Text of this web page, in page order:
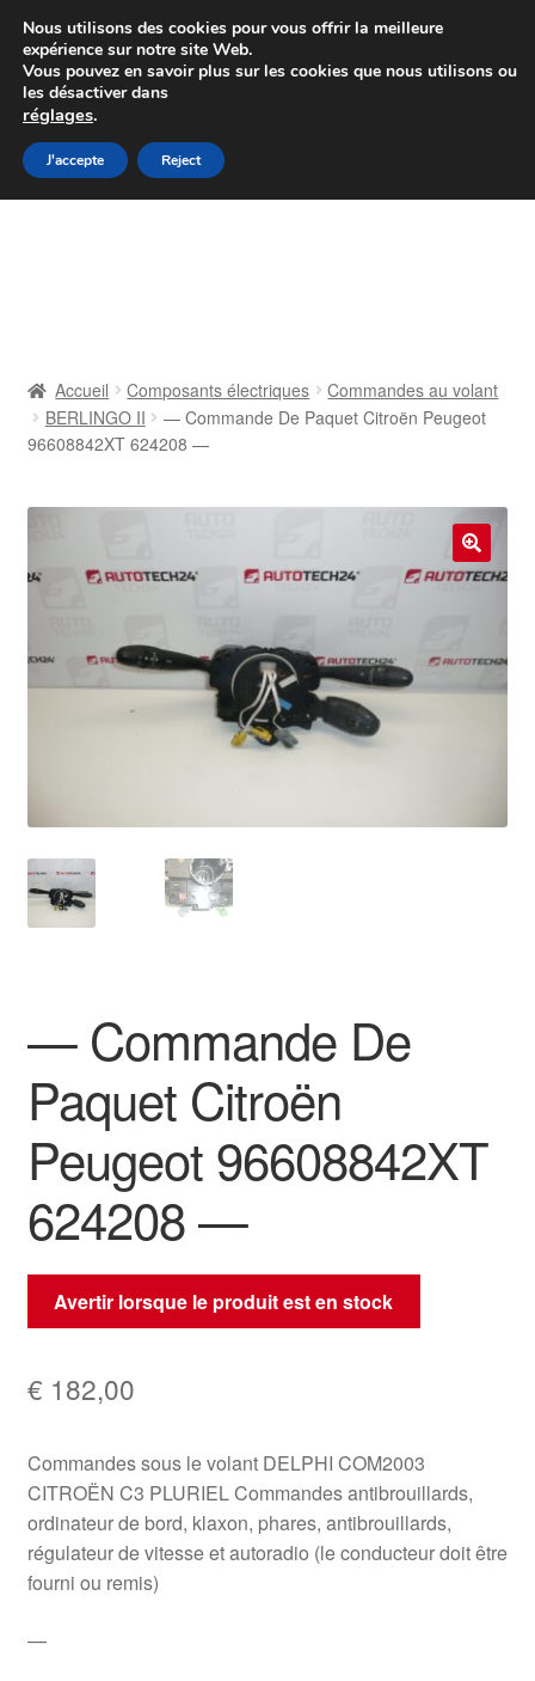
Colissimo livraison à partir de 7 EUR
Du lundi au vendredi de 9 h à 16 h
Aller
à
Aller
au
Contact
Paiements
Politique de confidentialité
Procédure de Réclamation
Accueil Composants électriques
Commandes au volant
BERLINGO II
— Commande De Paquet Citroën Peugeot
96608842XT 624208 —
🔍
— Commande De
Paquet Citroën
Peugeot 96608842XT
624208 —
Avertir lorsque le produit est en stock
€ 182,00
Commandes sous le volant DELPHI COM2003
CITROËN C3 PLURIEL Commandes antibrouillards,
ordinateur de bord, klaxon, phares, antibrouillards,
régulateur de vitesse et autoradio (le conducteur doit être
fourni ou remis)
—
Nous utilisons des cookies pour vous offrir la meilleure
expérience sur notre site Web.
Vous pouvez en savoir plus sur les cookies que nous utilisons ou
les désactiver dans
réglages.
J'accepte Reject